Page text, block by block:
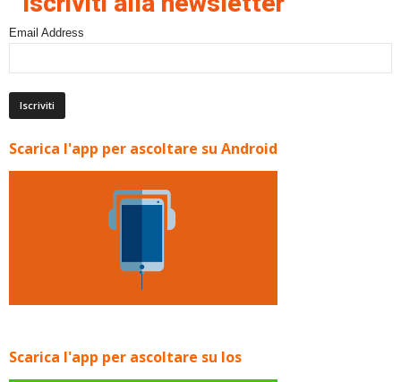
Email Address
Scarica l'app per ascoltare su Android
Scarica l'app per ascoltare su Ios